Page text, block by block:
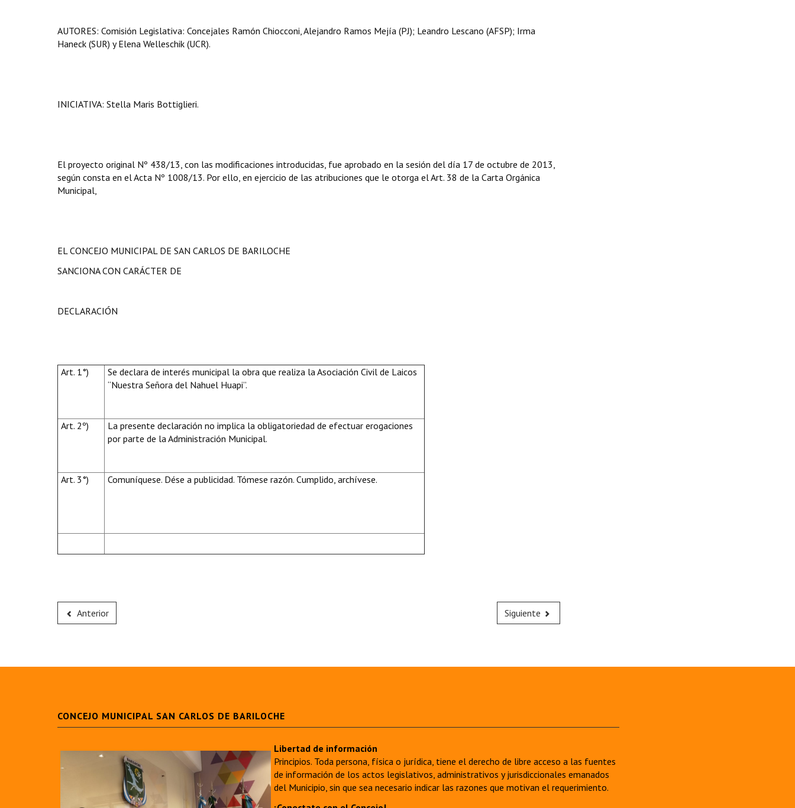
AUTORES: Comisión Legislativa: Concejales Ramón Chiocconi, Alejandro Ramos Mejía (PJ); Leandro Lescano (AFSP); Irma
Haneck (SUR) y Elena Welleschik (UCR).
INICIATIVA: Stella Maris Bottiglieri.
El proyecto original Nº 438/13, con las modificaciones introducidas, fue aprobado en la sesión del día 17 de octubre de 2013,
según consta en el Acta Nº 1008/13. Por ello, en ejercicio de las atribuciones que le otorga el Art. 38 de la Carta Orgánica
Municipal,
EL CONCEJO MUNICIPAL DE SAN CARLOS DE BARILOCHE
SANCIONA CON CARÁCTER DE
DECLARACIÓN
Art. 1°)
Se declara de interés municipal la obra que realiza la Asociación Civil de Laicos
“Nuestra Señora del Nahuel Huapi”.
Art. 2º)
La presente declaración no implica la obligatoriedad de efectuar erogaciones
por parte de la Administración Municipal.
Art. 3°) Comuníquese. Dése a publicidad. Tómese razón. Cumplido, archívese.
Anterior Siguiente
CONCEJO MUNICIPAL SAN CARLOS DE BARILOCHE
Libertad de información
Principios. Toda persona, física o jurídica, tiene el derecho de libre acceso a las fuentes
de información de los actos legislativos, administrativos y jurisdiccionales emanados
del Municipio, sin que sea necesario indicar las razones que motivan el requerimiento.